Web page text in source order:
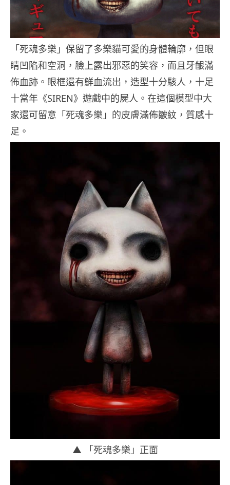
「死魂多樂」保留了多樂貓可愛的身體輪廓，但眼
睛凹陷和空洞，臉上露出邪惡的笑容，而且牙齦滿
佈血跡。眼框還有鮮血流出，造型十分駭人，十足
十當年《SIREN》遊戲中的屍人。在這個模型中大
家還可留意「死魂多樂」的皮膚滿佈皺紋，質感十
足。
▲ 「死魂多樂」正面